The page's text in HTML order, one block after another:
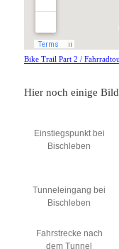
Bike Trail Part 2 /
Hier noch einige
Einstiegspunkt bei
Bischleben
Tunneleingang bei
Bischleben
Fahrstrecke nach
dem Tunnel